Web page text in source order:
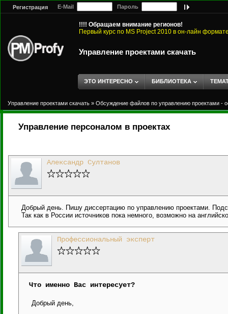
Регистрация E-Mail Пароль
!!!! Обращаем внимание регионов!
Первый курс по MS Project 2010 в он-лайн
Управление проектами скачать
ЭТО ИНТЕРЕСНО БИБЛИОТЕКА
Управление проектами скачать » Обсуждение файлов по управлению проектами -
Управление персоналом в проектах
Александр Султанов
Добрый день. Пишу диссертацию по управлению проектами.
Так как в России источников пока немного, возможно на
Профессиональный эксперт
Что именно Вас интересует?
Добрый день,